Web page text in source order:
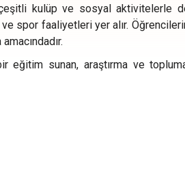
çeşitli kulüp ve sosyal aktivitelerle
spor faaliyetleri yer alır.
eğitim sunan, araştırma ve